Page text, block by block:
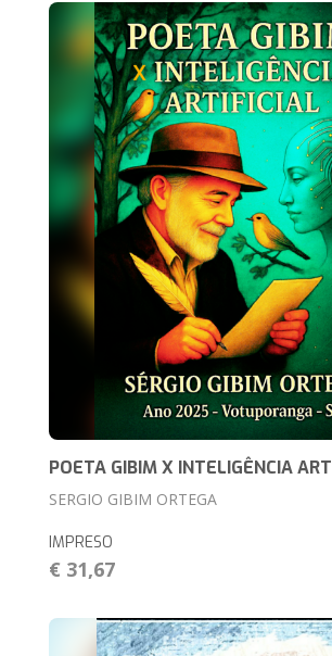
POETA GIBIM X INTELIGÊNCIA
SERGIO GIBIM ORTEGA
IMPRESO
€ 31,67